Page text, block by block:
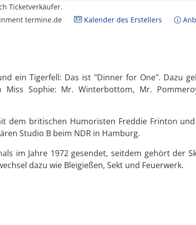
Ticketverkäufer.
termine.de
Kalender des Erstellers
ein Tigerfell: Das ist "Dinner for One". Dazu
Miss Sophie: Mr. Winterbottom, Mr.
dem britischen Humoristen Freddie Frinton
Studio B beim NDR in Hamburg.
im Jahre 1972 gesendet, seitdem gehört der
dazu wie Bleigießen, Sekt und Feuerwerk.